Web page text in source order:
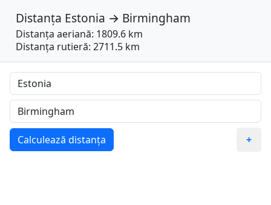
Distanța Estonia → Birmingham
Distanța aeriană: 1809.6 km
Distanța rutieră: 2711.5 km
Calculează distanța +